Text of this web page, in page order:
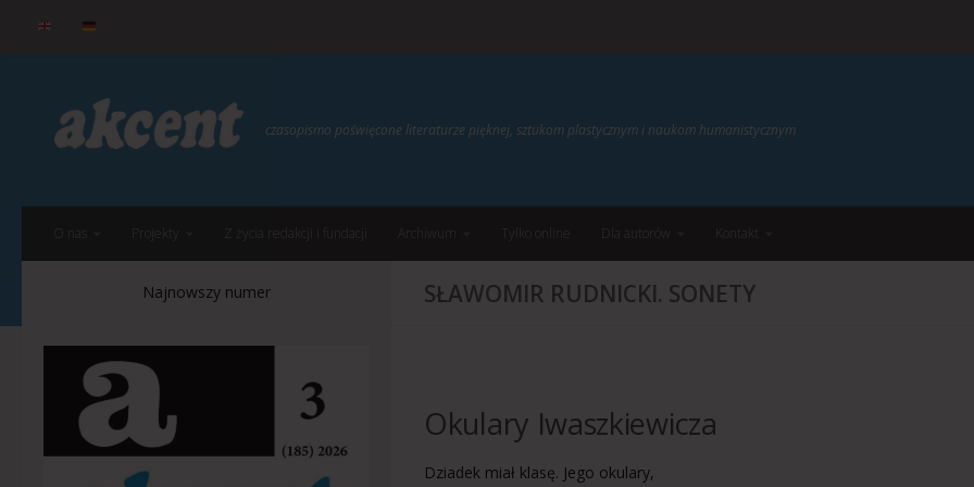
Przejdź do treści
czasopismo poświęcone literaturze pięknej, sztukom plastycznym i naukom humanistycznym
Projekty Z życia redakcji i fundacji Archiwum Tylko online Dla autorów Kontakt
SŁAWOMIR RUDNICKI. SONETY
Okulary Iwaszkiewicza
Dziadek miał klasę. Jego okulary,
Najnowszy numer